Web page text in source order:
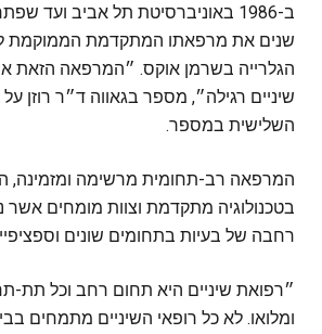
ב-1986 באוניברסיטת תל אביב ועד
שנים את מרפאתו המתקדמת הממוקמת
הגלרייה בשרמן אוקס. ״המרפאה הזאת
שיניים רגילה״, מספר בגאווה ד״ר רוזן
השלישית במספר.
המרפאה רב-תחומית מרשימה ומזמינה,
בטכנולוגיה מתקדמת וצוות מומחים אשר
רחבה של בעיות בתחומים שונים
״רפואת שיניים היא תחום רחב וכל תת-
ומלואו. לא כל רופאי השיניים מתמחים